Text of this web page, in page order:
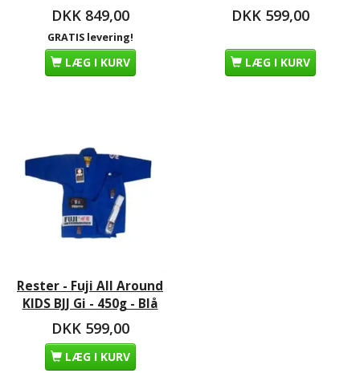
DKK 849,00
GRATIS levering!
LÆG I KURV
DKK 599,00
LÆG I KURV
Rester - Fuji All Around
KIDS BJJ Gi - 450g - Blå
DKK 599,00
LÆG I KURV